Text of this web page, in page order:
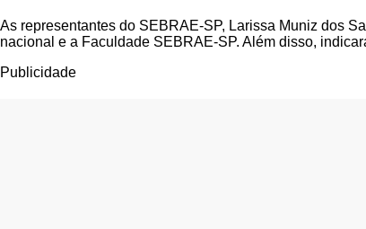
As representantes do SEBRAE-SP, Larissa Muniz dos
nacional e a Faculdade SEBRAE-SP. Além disso,
Publicidade